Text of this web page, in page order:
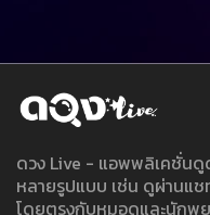
ดวง Live - แอพพลิเคชั่นดู
หลายรูปแบบ เช่น ดูผ่านแ
โดยตรงกับหมอดูและนักพ